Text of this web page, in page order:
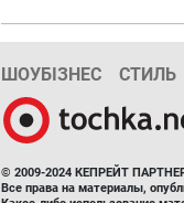
ШОУБІЗНЕС СТИЛЬ
© 2009-2024 КЕПРЕЙТ
Все права на материалы,